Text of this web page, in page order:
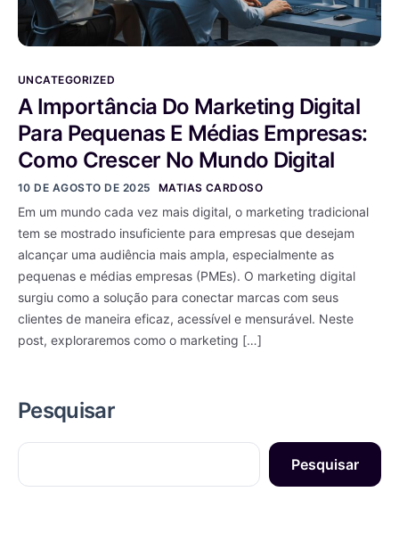
UNCATEGORIZED
A Importância Do Marketing Digital
Para Pequenas E Médias Empresas:
Como Crescer No Mundo Digital
10 DE AGOSTO DE 2025 MATIAS CARDOSO
Em um mundo cada vez mais digital, o marketing tradicional
tem se mostrado insuficiente para empresas que desejam
alcançar uma audiência mais ampla, especialmente as
pequenas e médias empresas (PMEs). O marketing digital
surgiu como a solução para conectar marcas com seus
clientes de maneira eficaz, acessível e mensurável. Neste
post, exploraremos como o marketing […]
Pesquisar
Pesquisar